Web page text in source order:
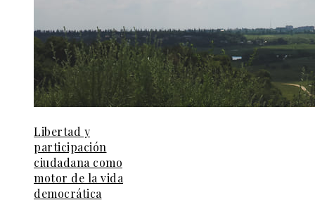
Libertad y
participación
ciudadana como
motor de la vida
democrática